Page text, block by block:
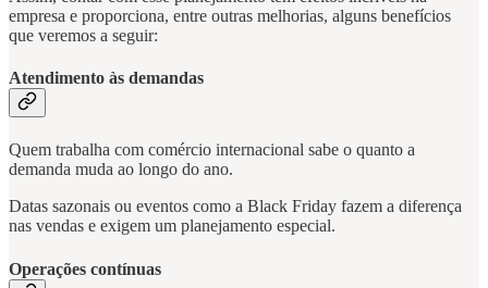
empresa e proporciona, entre outras melhorias, alguns benefícios
que veremos a seguir:
Atendimento às demandas
Quem trabalha com comércio internacional sabe o quanto a
demanda muda ao longo do ano.
Datas sazonais ou eventos como a Black Friday fazem a diferença
nas vendas e exigem um planejamento especial.
Operações contínuas